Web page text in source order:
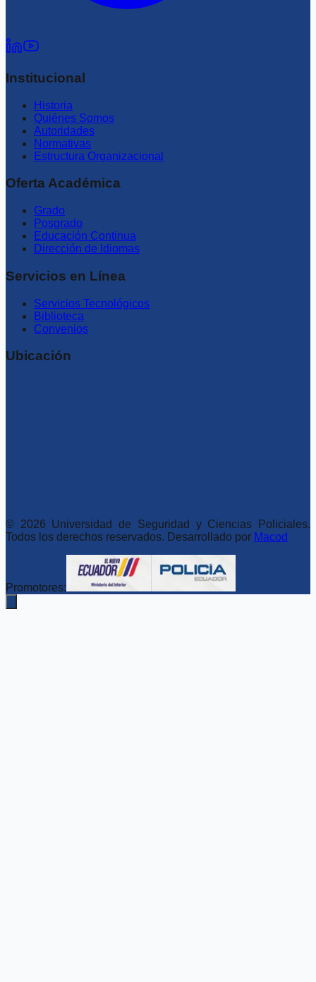
Institucional
Historia
Quiénes Somos
Autoridades
Normativas
Estructura Organizacional
Oferta Académica
Grado
Posgrado
Educación Continua
Dirección de Idiomas
Servicios en Línea
Servicios Tecnológicos
Biblioteca
Convenios
Ubicación
© 2026 Universidad de Seguridad y Ciencias Policiales.
Todos los derechos reservados. Desarrollado por Macod
Promotores: